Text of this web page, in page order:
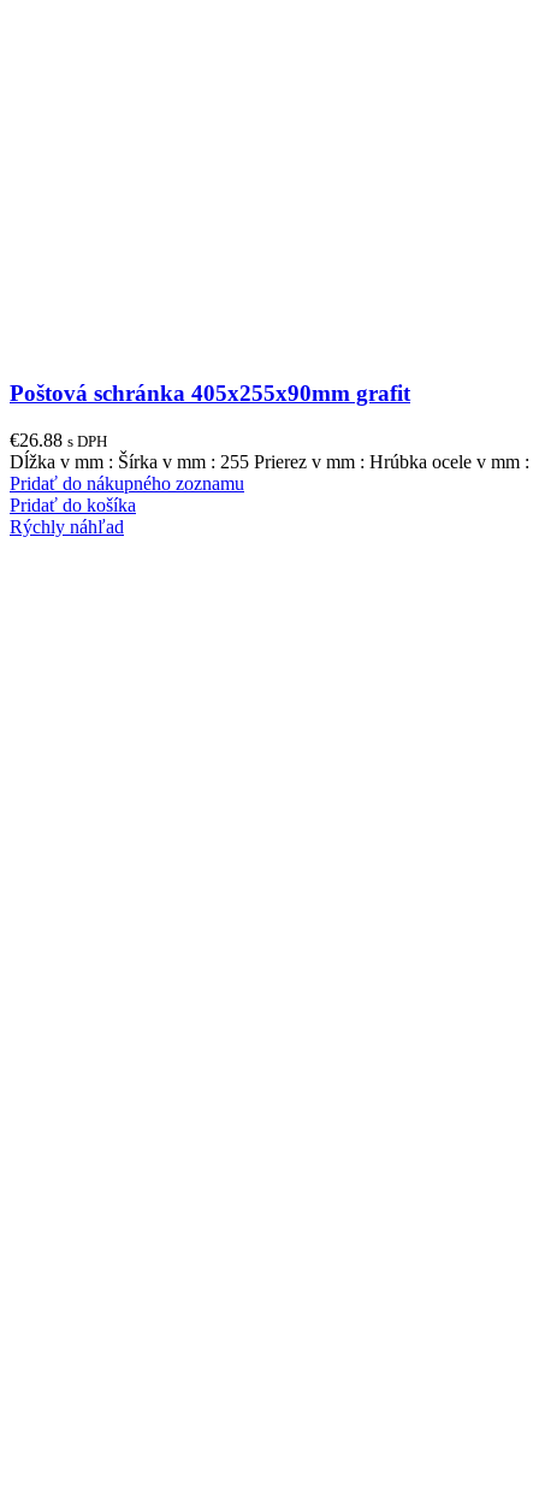
Poštová schránka 405x255x90mm grafit
€26.88 s DPH
Dĺžka v mm : Šírka v mm : 255 Prierez v mm : Hrúbka ocele v mm :
Pridať do nákupného zoznamu
Pridať do košíka
Rýchly náhľad